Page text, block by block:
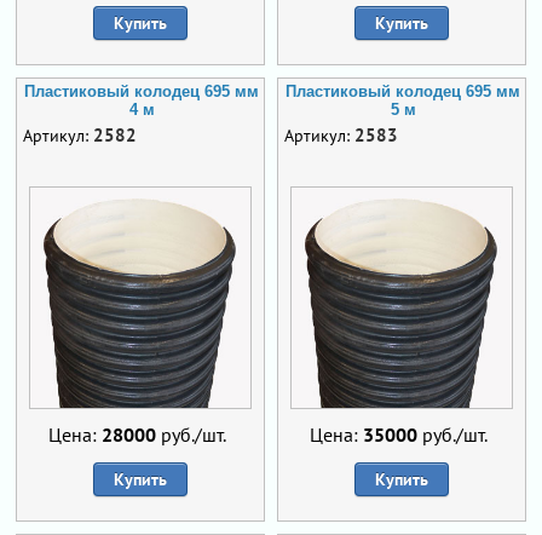
Купить Купить
Пластиковый колодец 695 мм
4 м
Артикул: 2582
Цена: 28000 руб./шт.
Купить
Пластиковый колодец 695 мм
5 м
Артикул: 2583
Цена: 35000 руб./шт.
Купить